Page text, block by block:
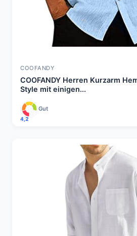
COOFANDY
COOFANDY Herren Kurzarm
Style mit einigen...
4,2
Gut